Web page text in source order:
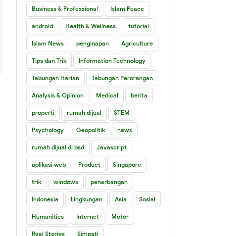
Business & Professional Islam Peace
android Health & Wellness tutorial
Islam News penginapan Agriculture
Tips dan Trik Information Technology
Tabungan Harian Tabungan Perorangan
Analysis & Opinion Medical berita
properti rumah dijual STEM
Psychology Geopolitik news
rumah dijual di bsd Javascript
aplikasi web Product Singapore
trik windows penerbangan
Indonesia Lingkungan Asia Sosial
Humanities Internet Motor
Real Stories Simpati